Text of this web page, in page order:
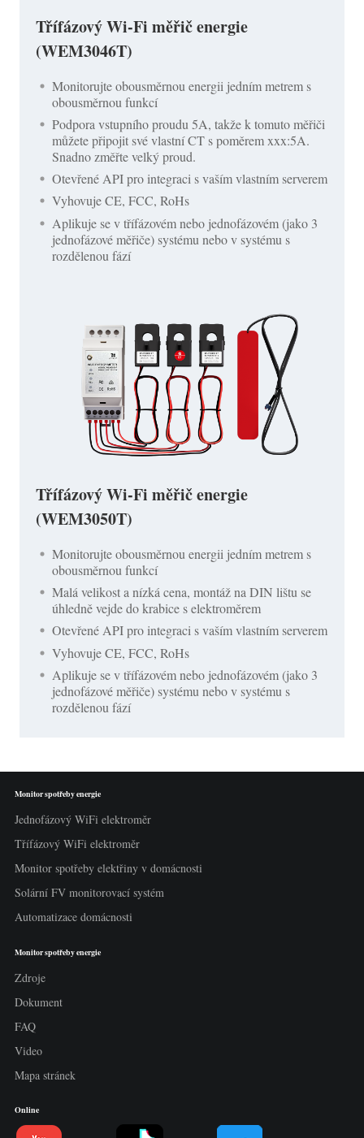
Třífázový Wi-Fi měřič energie
(WEM3046T)
Monitorujte obousměrnou energii jedním metrem s
obousměrnou funkcí
Podpora vstupního proudu 5A, takže k tomuto měřiči
můžete připojit své vlastní CT s poměrem xxx:5A.
Snadno změřte velký proud.
Otevřené API pro integraci s vaším vlastním serverem
Vyhovuje CE, FCC, RoHs
Aplikuje se v třífázovém nebo jednofázovém (jako 3
jednofázové měřiče) systému nebo v systému s
rozdělenou fází
Třífázový Wi-Fi měřič energie
(WEM3050T)
Monitorujte obousměrnou energii jedním metrem s
obousměrnou funkcí
Malá velikost a nízká cena, montáž na DIN lištu se
úhledně vejde do krabice s elektroměrem
Otevřené API pro integraci s vaším vlastním serverem
Vyhovuje CE, FCC, RoHs
Aplikuje se v třífázovém nebo jednofázovém (jako 3
jednofázové měřiče) systému nebo v systému s
rozdělenou fází
Monitor spotřeby energie
Jednofázový WiFi elektroměr
Třífázový WiFi elektroměr
Monitor spotřeby elektřiny v domácnosti
Solární FV monitorovací systém
Automatizace domácnosti
Monitor spotřeby energie
Zdroje
Dokument
FAQ
Video
Mapa stránek
Online